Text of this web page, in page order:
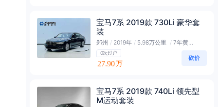
宝马7系 2019款 730Li 豪华套
装
郑州 / 2019年 / 5.98万公里 / 7年黄金会员
0次过户
27.90万
宝马7系 2019款 740Li 领先型
M运动套装